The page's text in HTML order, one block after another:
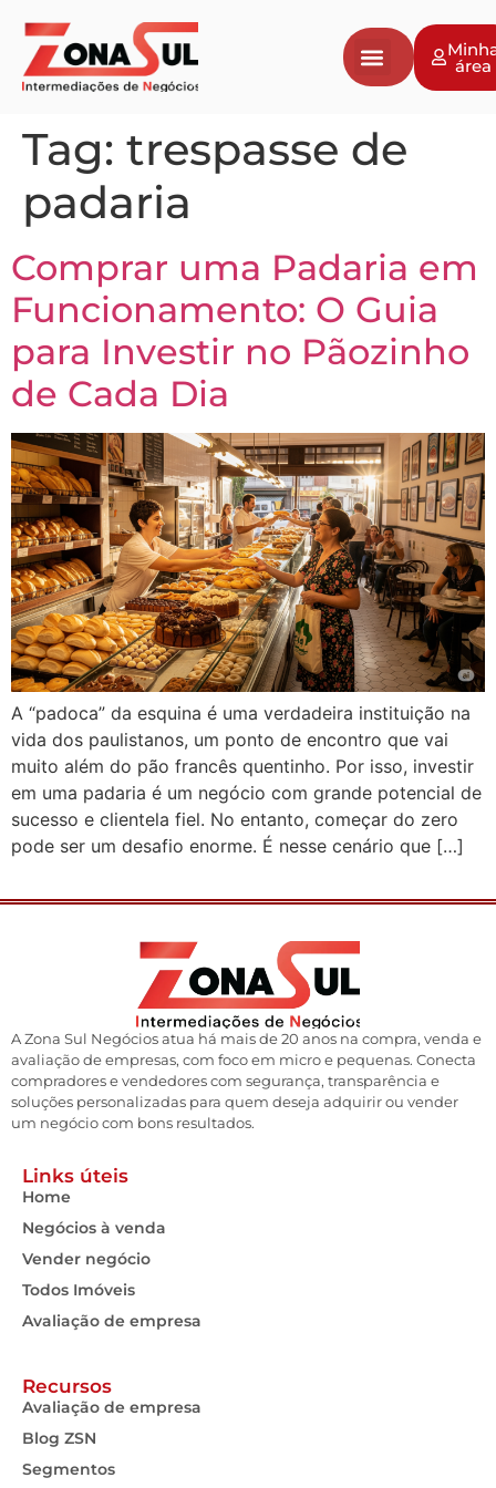
área
Tag: trespasse de
padaria
Comprar uma Padaria em
Funcionamento: O Guia
para Investir no Pãozinho
de Cada Dia
A “padoca” da esquina é uma verdadeira instituição na
vida dos paulistanos, um ponto de encontro que vai
muito além do pão francês quentinho. Por isso, investir
em uma padaria é um negócio com grande potencial de
sucesso e clientela fiel. No entanto, começar do zero
pode ser um desafio enorme. É nesse cenário que […]
A Zona Sul Negócios atua há mais de 20 anos na compra, venda e
avaliação de empresas, com foco em micro e pequenas. Conecta
compradores e vendedores com segurança, transparência e
soluções personalizadas para quem deseja adquirir ou vender
um negócio com bons resultados.
Links úteis
Home
Negócios à venda
Vender negócio
Todos Imóveis
Avaliação de empresa
Recursos
Avaliação de empresa
Blog ZSN
Segmentos